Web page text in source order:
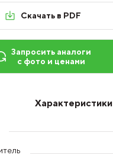
Скачать в PDF
Запросить аналоги
с фото и ценами
Характеристики